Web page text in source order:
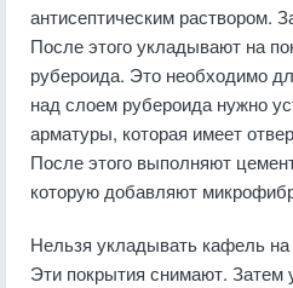
антисептическим раствором.
После этого укладывают на
рубероида. Это необходимо
над слоем рубероида нужно
арматуры, которая имеет
После этого выполняют
которую добавляют
Нельзя укладывать кафель
Эти покрытия снимают. Затем